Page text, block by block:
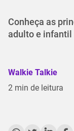
Conheça as
adulto e infantil
Walkie Talkie
2 min de leitura